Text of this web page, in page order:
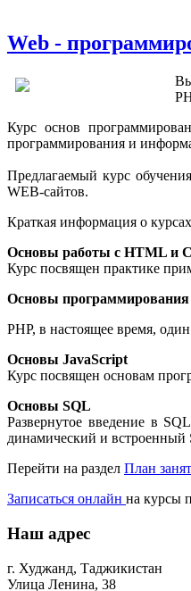
Web -
Курс основ
программирования и
Предлагаемый курс
WEB-сайтов.
Краткая информация о
Основы работы с HTML и
Курс посвящен практике
Основы программирования
PHP, в настоящее время,
Основы JavaScript
Курс посвящен основам
Основы SQL
Развернутое введение в
динамический и встроенный
Перейти на раздел План
Записаться онлайн на курсы
Наш адрес
г. Худжанд, Таджикистан
Улица Ленина, 38